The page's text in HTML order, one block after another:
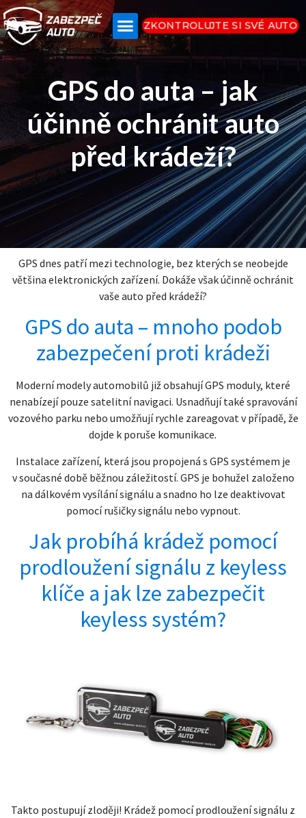
ZKONTROLUJTE SI SVÉ AUTO
GPS do auta – jak
účinně ochránit auto
před krádeží?
GPS dnes patří mezi technologie, bez kterých se neobejde
většina elektronických zařízení. Dokáže však účinně ochránit
vaše auto před krádeží?
GPS do auta – mnoho podob
zabezpečení proti krádeži
Moderní modely automobilů již obsahují GPS moduly, které
nenabízejí pouze satelitní navigaci. Usnadňují také spravování
vozového parku nebo umožňují rychle zareagovat v případě, že
dojde k poruše komunikace.
Instalace zařízení, která jsou propojená s GPS systémem je
v současné době běžnou záležitostí. GPS je bohužel založeno
na dálkovém vysílání signálu a snadno ho lze deaktivovat
pomocí rušičky signálu nebo vypnout.
Jak probíhá krádež pomocí
prodloužení signálu z keyless
klíče a jak lze zabezpečit
keyless systém?
Takto postupují zloději! Krádež pomocí prodloužení signálu z